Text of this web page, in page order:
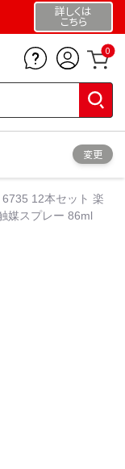
詳しくは
こちら
0
変更
12本セット 楽
媒スプレー 86ml